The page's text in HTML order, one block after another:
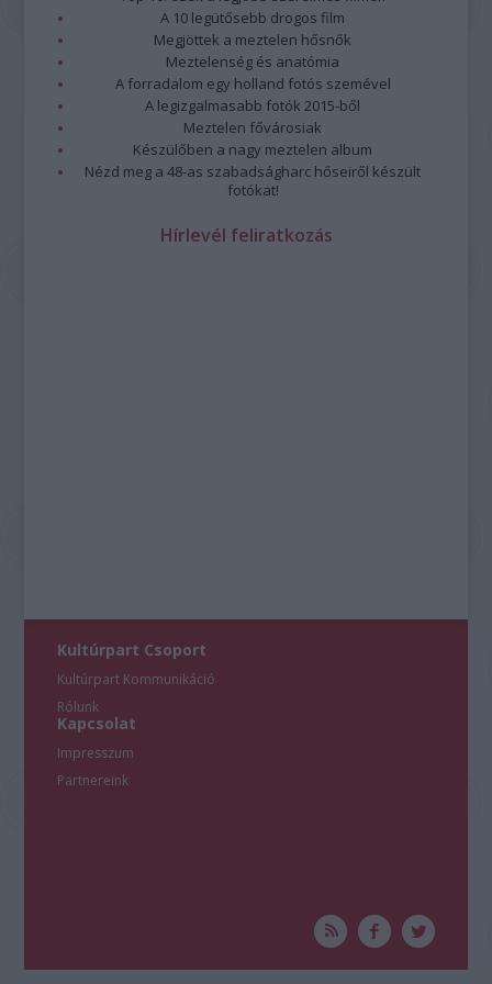
A 10 legütősebb drogos film
Megjöttek a meztelen hősnők
Meztelenség és anatómia
A forradalom egy holland fotós szemével
A legizgalmasabb fotók 2015-ből
Meztelen fővárosiak
Készülőben a nagy meztelen album
Nézd meg a 48-as szabadságharc hőseiről készült
fotókat!
Hírlevél feliratkozás
Kultúrpart Csoport
Kultúrpart Kommunikáció
Rólunk
Kapcsolat
Impresszum
Partnereink